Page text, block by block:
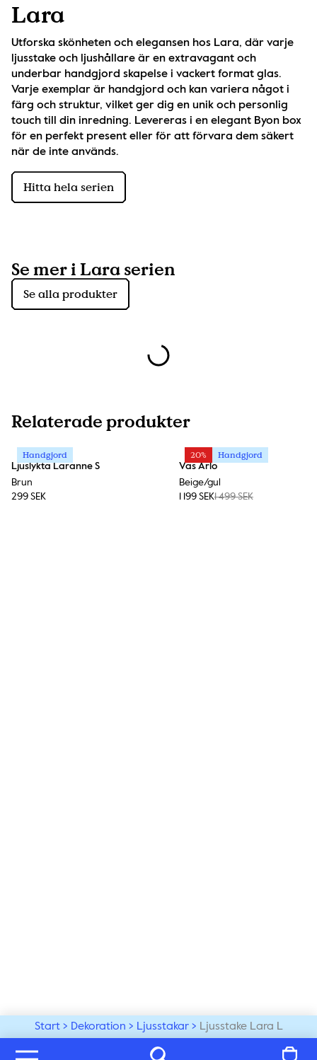
Lara
Utforska skönheten och elegansen hos Lara, där varje
ljusstake och ljushållare är en extravagant och
underbar handgjord skapelse i vackert format glas.
Varje exemplar är handgjord och kan variera något i
färg och struktur, vilket ger dig en unik och personlig
touch till din inredning. Levereras i en elegant Byon box
för en perfekt present eller för att förvara dem säkert
när de inte används.
Hitta hela serien
Se mer i Lara serien
Se alla produkter
Relaterade produkter
Handgjord
Ljuslykta Laranne S
Brun
299 SEK
20% Handgjord
Vas Arlo
Beige/gul
1 199 SEK1 499 SEK
Start Dekoration Ljusstakar Ljusstake Lara L